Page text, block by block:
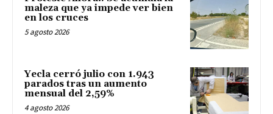
maleza que ya impede ver bien
en los cruces
5 agosto 2026
Yecla cerró julio con 1.943
parados tras un aumento
mensual del 2,59%
4 agosto 2026